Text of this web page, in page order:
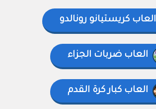
العاب كريستيانو رونالدو
العاب ضربات الجزاء
العاب كبار كرة القدم